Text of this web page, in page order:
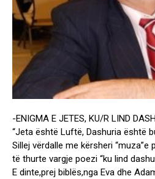
-ENIGMA E JETES, KU/R LIND
“Jeta është Luftë, Dashuria është
Sillej vërdalle me kërsheri “muza”e
të thurte vargje poezi “ku lind
E dinte,prej biblës,nga Eva dhe